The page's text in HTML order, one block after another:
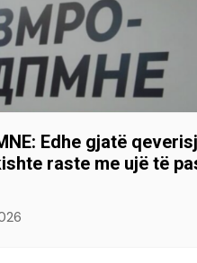
Edhe gjatë
raste me ujë të